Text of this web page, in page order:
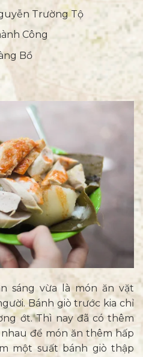
Trường Tộ
Công
Bồ
sáng vừa là món ăn vặt
Bánh giò trước kia chỉ
ớt. Thì nay đã có thêm
để món ăn thêm hấp
một suất bánh giò thập